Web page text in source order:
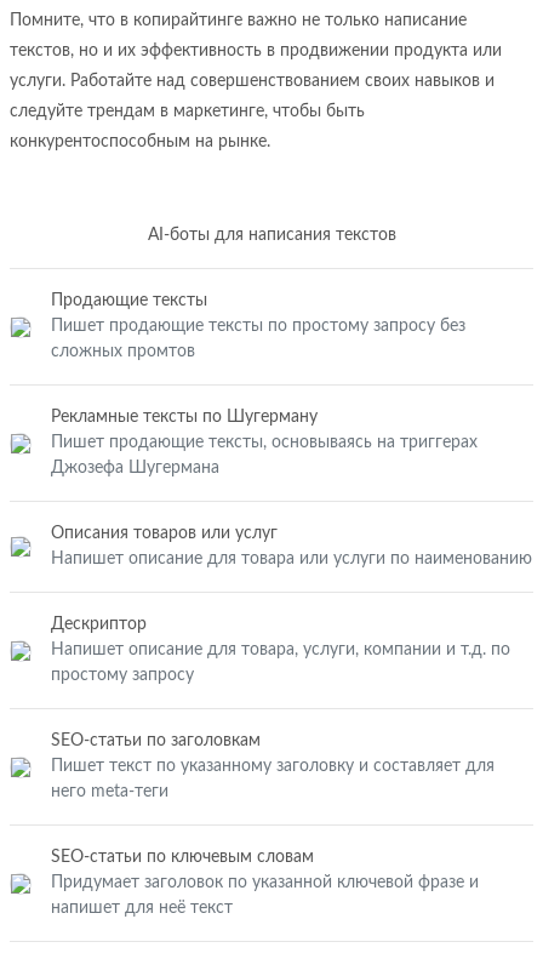
Помните, что в копирайтинге важно не только написание
текстов, но и их эффективность в продвижении продукта или
услуги. Работайте над совершенствованием своих навыков и
следуйте трендам в маркетинге, чтобы быть
конкурентоспособным на рынке.
AI-боты для написания текстов
Продающие тексты
Пишет продающие тексты по простому запросу без
сложных промтов
Рекламные тексты по Шугерману
Пишет продающие тексты, основываясь на триггерах
Джозефа Шугермана
Описания товаров или услуг
Напишет описание для товара или услуги по наименованию
Дескриптор
Напишет описание для товара, услуги, компании и т.д. по
простому запросу
SEO-статьи по заголовкам
Пишет текст по указанному заголовку и составляет для
него meta-теги
SEO-статьи по ключевым словам
Придумает заголовок по указанной ключевой фразе и
напишет для неё текст